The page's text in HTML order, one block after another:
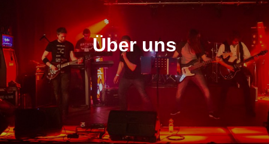
Über uns